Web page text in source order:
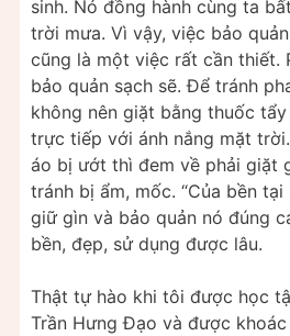
sinh. Nó đồng hành cùng ta
trời mưa. Vì vậy, việc bảo
cũng là một việc rất cần thiết.
bảo quản sạch sẽ. Để tránh
không nên giặt bằng thuốc
trực tiếp với ánh nắng mặt
áo bị ướt thì đem về phải giặt
tránh bị ẩm, mốc. “Của bền
giữ gìn và bảo quản nó đúng
bền, đẹp, sử dụng được lâu.
Thật tự hào khi tôi được học
Trần Hưng Đạo và được